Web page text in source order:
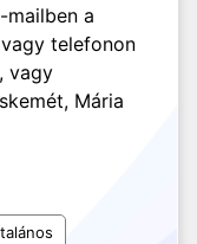
mailben a
telefonon
vagy
Mária